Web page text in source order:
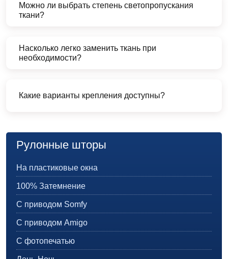
Рулонные шторы
На пластиковые окна
100% Затемнение
С приводом Somfy
С приводом Amigo
С фотопечатью
Можно ли выбрать степень светопропускания
ткани?
Насколько легко заменить ткань при
необходимости?
Какие варианты крепления доступны?